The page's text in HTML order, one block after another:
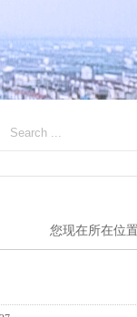
您现在所在位置